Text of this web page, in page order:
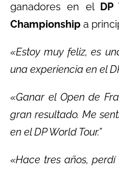
ganadores en el DP
Championship a
«Estoy muy feliz, es
una experiencia en el
«Ganar el Open de
gran resultado. Me
en el DP World Tour.”
«Hace tres años,